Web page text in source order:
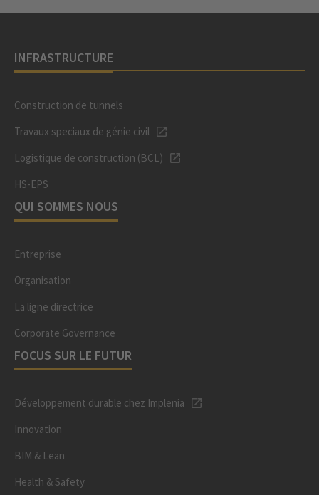
INFRASTRUCTURE
Construction de tunnels
Travaux speciaux de génie civil
Logistique de construction (BCL)
HS-EPS
QUI SOMMES NOUS
Entreprise
Organisation
La ligne directrice
Corporate Governance
FOCUS SUR LE FUTUR
Développement durable chez Implenia
Innovation
BIM & Lean
Health & Safety